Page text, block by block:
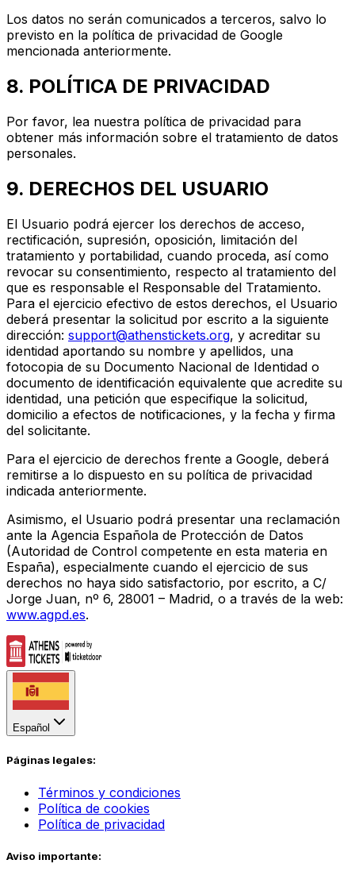
Los datos no serán comunicados a terceros, salvo lo
previsto en la política de privacidad de Google
mencionada anteriormente.
8. POLÍTICA DE PRIVACIDAD
Por favor, lea nuestra política de privacidad para
obtener más información sobre el tratamiento de datos
personales.
9. DERECHOS DEL USUARIO
El Usuario podrá ejercer los derechos de acceso,
rectificación, supresión, oposición, limitación del
tratamiento y portabilidad, cuando proceda, así como
revocar su consentimiento, respecto al tratamiento del
que es responsable el Responsable del Tratamiento.
Para el ejercicio efectivo de estos derechos, el Usuario
deberá presentar la solicitud por escrito a la siguiente
dirección: support@athenstickets.org, y acreditar su
identidad aportando su nombre y apellidos, una
fotocopia de su Documento Nacional de Identidad o
documento de identificación equivalente que acredite su
identidad, una petición que especifique la solicitud,
domicilio a efectos de notificaciones, y la fecha y firma
del solicitante.
Para el ejercicio de derechos frente a Google, deberá
remitirse a lo dispuesto en su política de privacidad
indicada anteriormente.
Asimismo, el Usuario podrá presentar una reclamación
ante la Agencia Española de Protección de Datos
(Autoridad de Control competente en esta materia en
España), especialmente cuando el ejercicio de sus
derechos no haya sido satisfactorio, por escrito, a C/
Jorge Juan, nº 6, 28001 – Madrid, o a través de la web:
www.agpd.es.
Español
Páginas legales:
Términos y condiciones
Política de cookies
Política de privacidad
Aviso importante: